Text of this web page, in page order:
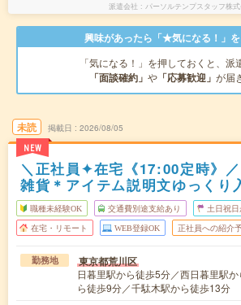
派遣会社 パーソルテンプスタッフ株式
興味があったら「★気になる！」を
「気になる！」を押しておくと、派
「面談確約」 や 「応募歓迎」 が届
未読
NEW
掲載日 2026/08/05
＼正社員✦在宅《17:00定時》
雑貨＊アイテム説明文ゆっくり
職種未経験OK 交通費別途支給あり 土日祝
在宅・リモート WEB登録OK 正社員への紹介
勤務地 東京都荒川区
日暮里駅から徒歩5分／西日暮里駅
ら徒歩9分／千駄木駅から徒歩13分